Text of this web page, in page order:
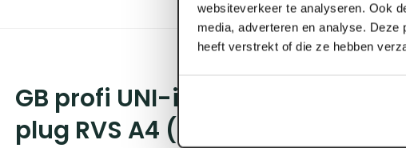
websiteverkeer te analyseren. Ook
media, adverteren en analyse.
heeft verstrekt of die ze hebben
GB profi UNI-inslagspouwanker
plug RVS A4 (10 st/ds)